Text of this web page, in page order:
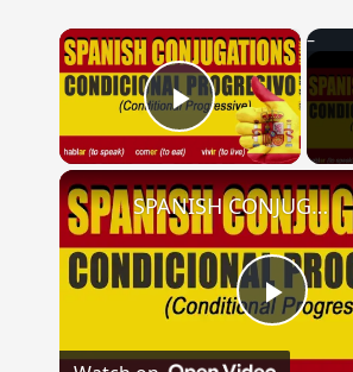
×
Play Video
Play
SPANISH CONJUGATIONS: Conditional Progressive (Condicional Progresivo)